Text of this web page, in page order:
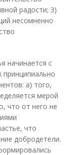
радости; 3)
несомненно
начинается с
принципиально
а) того,
мерой
что от него не
что
добродетели.